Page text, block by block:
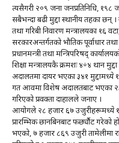
त्यसैगरी २०९ जना जनप्रतिनिधि, १९८
सबैभन्दा बढी मुद्दा स्थानीय तहका छन्
तथा गरिबी निवारण मन्त्रालयका १६
सरकारअन्तर्गतको भौतिक पूर्वाधार
प्रधानमन्त्री तथा मन्त्रिपरिषद्
शिक्षा मन्त्रालयकै क्रमशः ४÷४ थान
अदालतमा दायर भएका ३४१ मुद्दामध्ये
गत आवमा विशेष अदालतबाट भएका
गरिएको प्रवक्ता दाहालले जनाए ।
आयोगले २८ हजार ६७ उजुरीहरूमध्ये
प्रारम्भिक छानबिनबाट फर्छ्यौट
भएको, ७ हजार ८६९ उजुरी तामेलीमा